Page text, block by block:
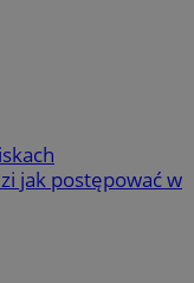
jak postępować w